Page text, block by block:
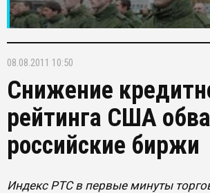
08.08.2011 10:50
Снижение
рейтинга США
российские биржи
Индекс РТС в первые минуты